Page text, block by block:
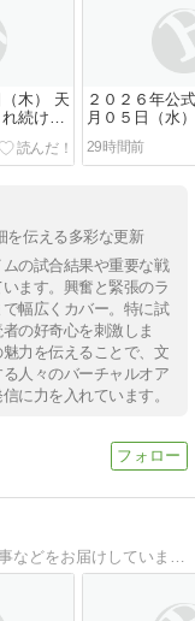
木） 天
続ける
２０２６年公
月０５日（水
29時間前
を伝える多彩な更新
の試合結果や重要な戦
ます。興奮と緊張のラ
幅広くカバー。特に試
の好奇心を刺激しま
力を伝えることで、文
人々のバーチャルオア
に力を入れています。